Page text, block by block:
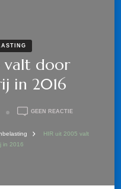
valt door
in 2016
GEEN REACTIEOP
2005
HIR uit 2005 valt
in 2016